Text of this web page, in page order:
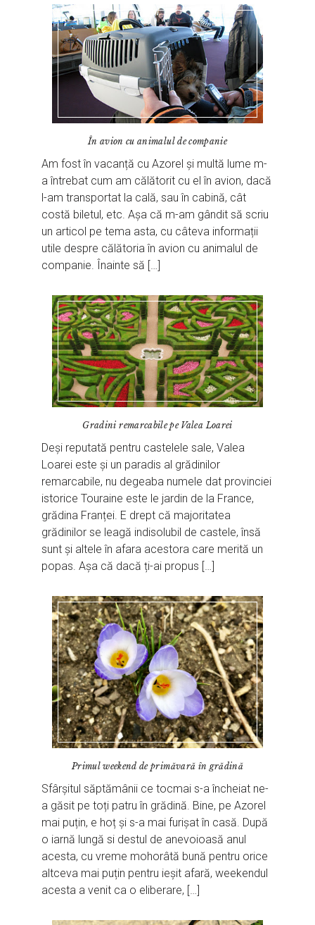
În avion cu animalul de companie
Am fost în vacanță cu Azorel și multă lume m-
a întrebat cum am călătorit cu el în avion, dacă
l-am transportat la cală, sau în cabină, cât
costă biletul, etc. Așa că m-am gândit să scriu
un articol pe tema asta, cu câteva informații
utile despre călătoria în avion cu animalul de
companie. Înainte să […]
Gradini remarcabile pe Valea Loarei
Deși reputată pentru castelele sale, Valea
Loarei este și un paradis al grădinilor
remarcabile, nu degeaba numele dat provinciei
istorice Touraine este le jardin de la France,
grădina Franței. E drept că majoritatea
grădinilor se leagă indisolubil de castele, însă
sunt și altele în afara acestora care merită un
popas. Așa că dacă ți-ai propus […]
Primul weekend de primăvară în grădină
Sfârșitul săptămânii ce tocmai s-a încheiat ne-
a găsit pe toți patru în grădină. Bine, pe Azorel
mai puțin, e hoț și s-a mai furișat în casă. După
o iarnă lungă si destul de anevoioasă anul
acesta, cu vreme mohorâtă bună pentru orice
altceva mai puțin pentru ieșit afară, weekendul
acesta a venit ca o eliberare, […]